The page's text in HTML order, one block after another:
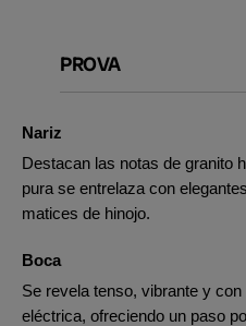
PROVA
Nariz
Destacan las notas de granito
pura se entrelaza con
matices de hinojo.
Boca
Se revela tenso, vibrante y
eléctrica, ofreciendo un paso